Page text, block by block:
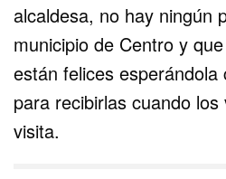
alcaldesa, no hay ningún
municipio de Centro y
están felices
para recibirlas cuando
visita.